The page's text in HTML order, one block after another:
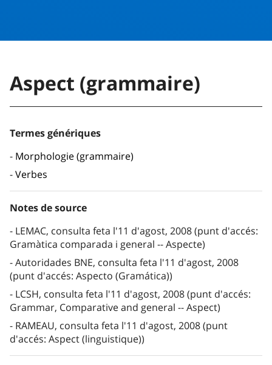
Aspect (grammaire)
Termes génériques
Morphologie (grammaire)
Verbes
Notes de source
LEMAC, consulta feta l'11 d'agost, 2008 (punt d'accés:
Gramàtica comparada i general -- Aspecte)
Autoridades BNE, consulta feta l'11 d'agost, 2008
(punt d'accés: Aspecto (Gramática))
LCSH, consulta feta l'11 d'agost, 2008 (punt d'accés:
Grammar, Comparative and general -- Aspect)
RAMEAU, consulta feta l'11 d'agost, 2008 (punt
d'accés: Aspect (linguistique))